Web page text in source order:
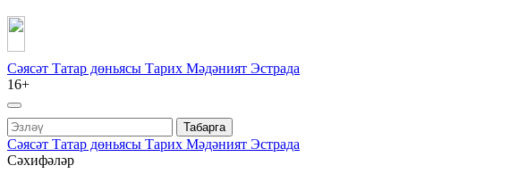
Сәясәт Татар дөньясы Тарих Мәдәният Эстрада
16+
Табарга
Сәясәт Татар дөньясы Тарих Мәдәният Эстрада
Сәхифәләр